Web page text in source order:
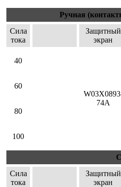
Ручная
Сила
тока
Защитный
экран
40
74A
60
80
100
Сила
тока
Защитный
экран